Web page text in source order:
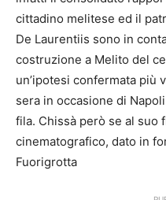
cittadino melitese ed il
De Laurentiis sono in
costruzione a Melito del
un’ipotesi confermata più
sera in occasione di
fila. Chissà però se al suo
cinematografico, dato in
Fuorigrotta